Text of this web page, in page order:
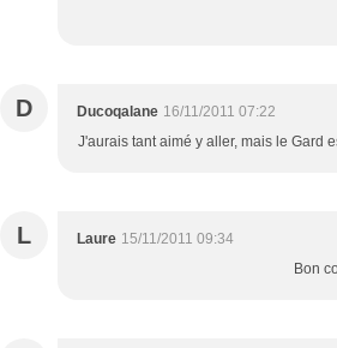
D Ducoqalane 16/11/2011 07:22
J'aurais tant aimé y aller, mais le Gard
L Laure 15/11/2011 09:34
Bon